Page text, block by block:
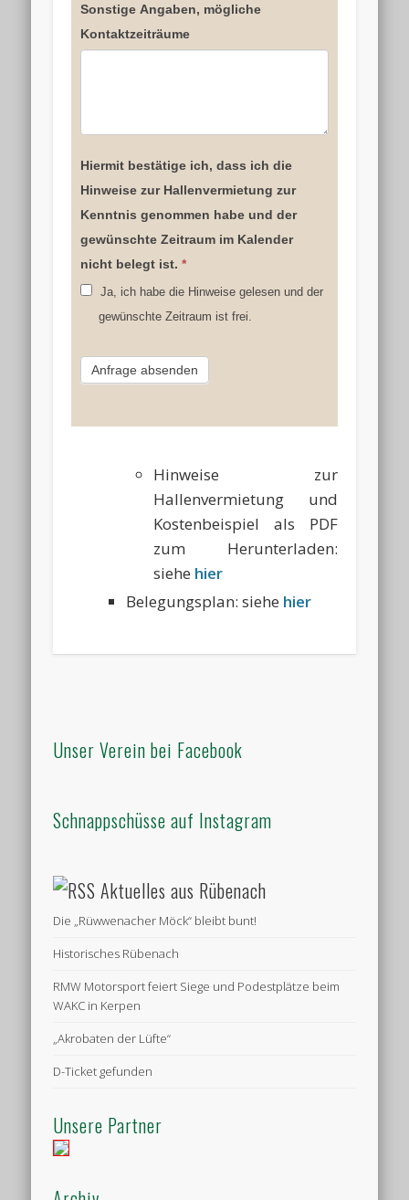
Sonstige Angaben, mögliche
Kontaktzeiträume
Hiermit bestätige ich, dass ich die
Hinweise zur Hallenvermietung zur
Kenntnis genommen habe und der
gewünschte Zeitraum im Kalender
nicht belegt ist.*
Ja, ich habe die Hinweise gelesen und der
gewünschte Zeitraum ist frei.
Hinweise zur
Hallenvermietung und
Kostenbeispiel als PDF
zum Herunterladen:
siehe hier
Belegungsplan: siehe hier
Unser Verein bei Facebook
Schnappschüsse auf Instagram
Aktuelles aus Rübenach
Die „Rüwwenacher Möck“ bleibt bunt!
Historisches Rübenach
RMW Motorsport feiert Siege und Podestplätze beim
WAKC in Kerpen
„Akrobaten der Lüfte“
D-Ticket gefunden
Unsere Partner